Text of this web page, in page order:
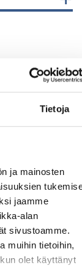
Tietoja
ja mainosten
jaamme
alan
sivustoamme.
muihin tietoihin,
olet käyttänyt